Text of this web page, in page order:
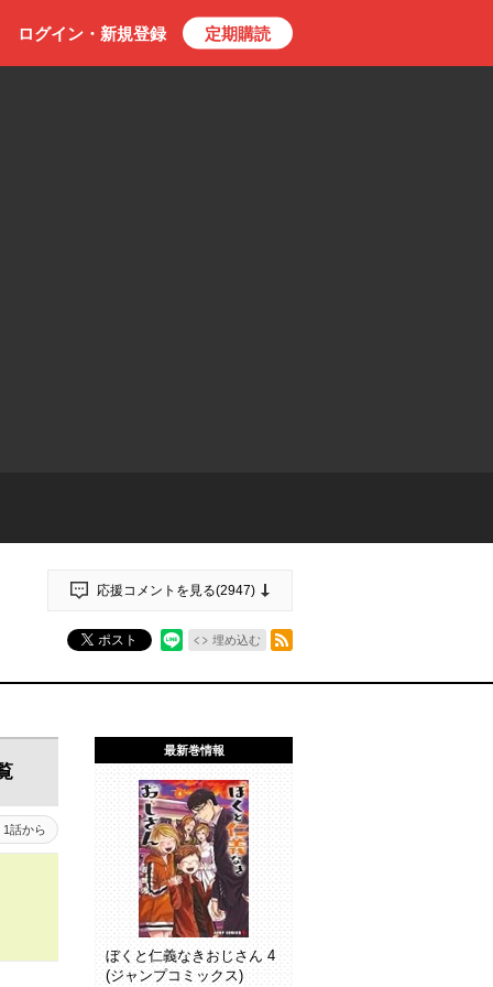
ログイン・ 新規登録 定期購読
応援コメントを見る(2947)
ポスト 埋め込む
1話から
最新巻情報
ぼくと仁義なきおじさん 4
(ジャンプコミックス)